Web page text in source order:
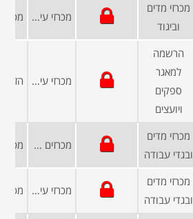
מכרזי מדים
וביגוד
מכרזי עיריות ומועצות
הרשמה
למאגר
ספקים
ויועצים
מכרזי עיריות ומועצות
מכרזי מדים
ובגדי עבודה
מכרזים פומביים
מכרזי מדים
ובגדי עבודה
מכרזי עיריות ומועצות